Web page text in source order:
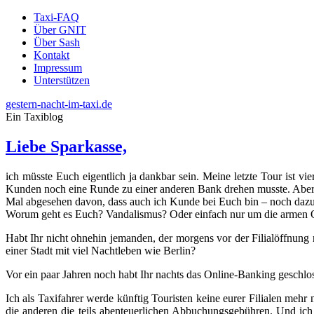
Taxi-FAQ
Über GNIT
Über Sash
Kontakt
Impressum
Unterstützen
gestern-nacht-im-taxi.de
Ein Taxiblog
Liebe Sparkasse,
ich müsste Euch eigentlich ja dankbar sein. Meine letzte Tour ist
Kunden noch eine Runde zu einer anderen Bank drehen musste.
Mal abgesehen davon, dass auch ich Kunde bei Euch bin – noch
Worum geht es Euch? Vandalismus? Oder einfach nur um die
Habt Ihr nicht ohnehin jemanden, der morgens vor der
einer Stadt mit viel Nachtleben wie Berlin?
Vor ein paar Jahren noch habt Ihr nachts das Online-Banking
Ich als Taxifahrer werde künftig Touristen keine eurer Filialen
die anderen die teils abenteuerlichen Abbuchungsgebühren. Und